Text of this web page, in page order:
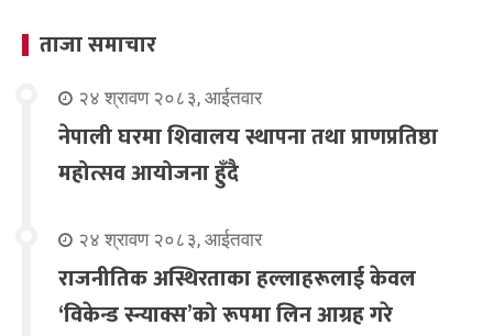
ताजा समाचार
२४ श्रावण २०८३, आईतवार
नेपाली घरमा शिवालय स्थापना तथा प्राणप्रतिष्ठा
महोत्सव आयोजना हुँदै
२४ श्रावण २०८३, आईतवार
राजनीतिक अस्थिरताका हल्लाहरूलाई केवल
‘विकेन्ड स्न्याक्स’को रूपमा लिन आग्रह गरे